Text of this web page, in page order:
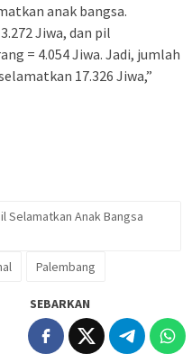
anak bangsa.
Jiwa, dan pil
= 4.054 Jiwa. Jadi, jumlah
17.326 Jiwa,”
Selamatkan Anak Bangsa
Palembang
SEBARKAN